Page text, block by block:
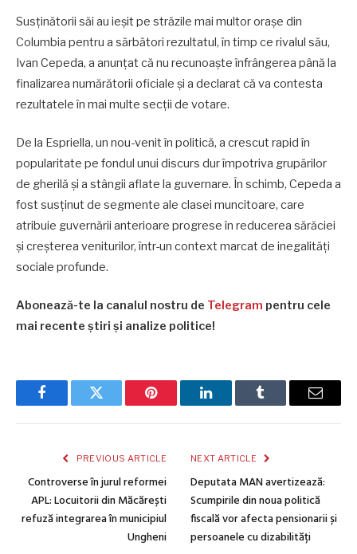
Susținătorii săi au ieșit pe străzile mai multor orașe din
Columbia pentru a sărbători rezultatul, în timp ce rivalul său,
Ivan Cepeda, a anunțat că nu recunoaște înfrângerea până la
finalizarea numărătorii oficiale și a declarat că va contesta
rezultatele în mai multe secții de votare.
De la Espriella, un nou-venit în politică, a crescut rapid în
popularitate pe fondul unui discurs dur împotriva grupărilor
de gherilă și a stângii aflate la guvernare. În schimb, Cepeda a
fost susținut de segmente ale clasei muncitoare, care
atribuie guvernării anterioare progrese în reducerea sărăciei
și creșterea veniturilor, într-un context marcat de inegalități
sociale profunde.
Abonează-te la canalul nostru de Telegram pentru cele
mai recente știri și analize politice!
FacebookTwitter Pinterest LinkedInTumblr Email
PREVIOUS ARTICLE
Controverse în jurul reformei
APL: Locuitorii din Măcărești
refuză integrarea în municipiul
Ungheni
NEXT ARTICLE
Deputata MAN avertizează:
Scumpirile din noua politică
fiscală vor afecta pensionarii și
persoanele cu dizabilități